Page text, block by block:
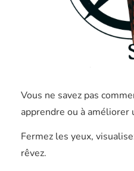
Vous ne savez pas
apprendre ou à améliorer
Fermez les yeux,
rêvez.